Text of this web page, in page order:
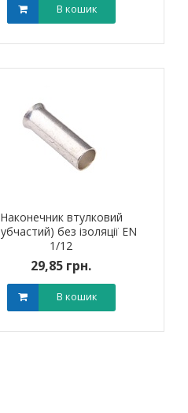
В кошик
Наконечник втулковий
без ізоляції EN
1/12
29,85 грн.
В кошик